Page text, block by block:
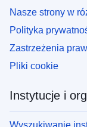
Nasze strony w
Polityka
Zastrzeżenia
Pliki cookie
Instytucje i